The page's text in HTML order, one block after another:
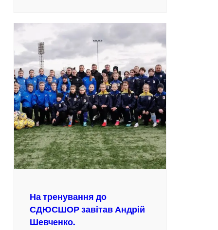
На тренування до
СДЮСШОР завітав Андрій
Шевченко.